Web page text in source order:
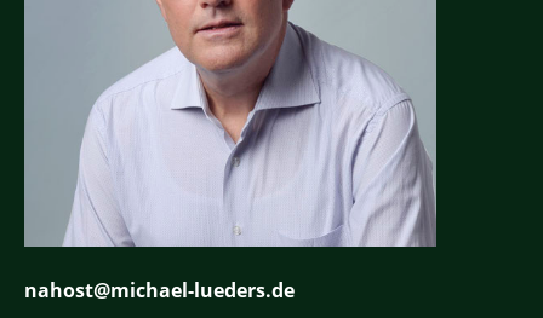
nahost@michael-lueders.de